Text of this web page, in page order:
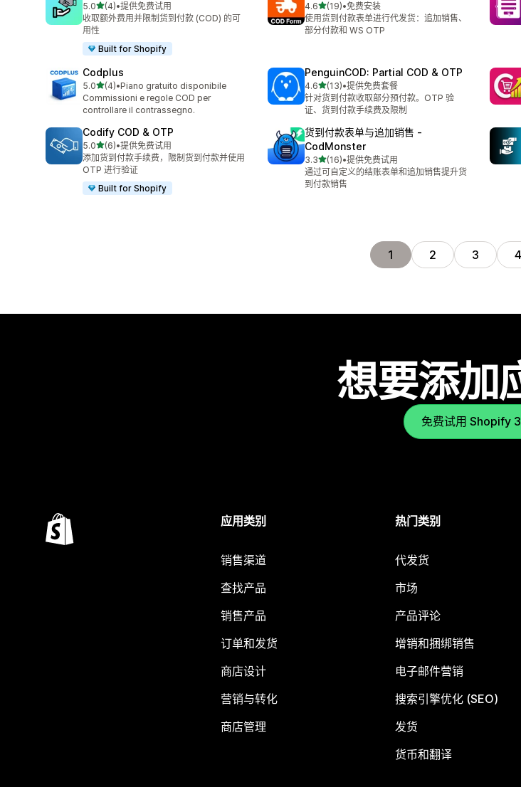
5.0星（满分 5 星）
(4)
总共 4 条评论
•提供免费试用
收取额外费用并限制货到付款 (COD) 的可
用性
Built for Shopify
4.6星（满分 5 星）
(19)
总共 19 条评论
•免费安装
使用货到付款表单进行代发货：追加销售、
部分付款和 WS OTP
Codplus
5.0星（满分 5 星）
(4)
总共 4 条评论
•Piano gratuito disponibile
Commissioni e regole COD per
controllare il contrassegno.
PenguinCOD: Partial COD & OTP
4.6星（满分 5 星）
(13)
总共 13 条评论
•提供免费套餐
针对货到付款收取部分预付款。OTP 验
证、货到付款手续费及限制
Codify COD & OTP
5.0星（满分 5 星）
(6)
总共 6 条评论
•提供免费试用
添加货到付款手续费，限制货到付款并使用
OTP 进行验证
Built for Shopify
货到付款表单与追加销售 ‑
CodMonster
3.3星（满分 5 星）
(16)
总共 16 条评论
•提供免费试用
通过可自定义的结账表单和追加销售提升货
到付款销售
1 2 3 4
想要添加
免费试用 Shopify
应用类别
销售渠道
查找产品
销售产品
订单和发货
商店设计
营销与转化
商店管理
热门类别
代发货
市场
产品评论
增销和捆绑销售
电子邮件营销
搜索引擎优化 (SEO)
发货
货币和翻译